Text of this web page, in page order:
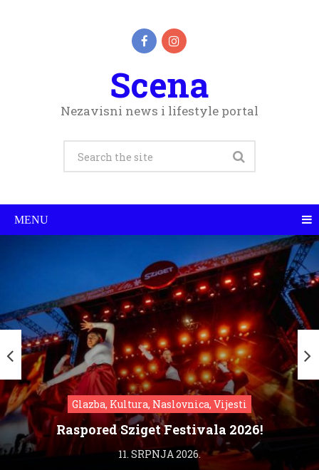
Scena
Nezavisni news i lifestyle portal
MENU
Glazba, Kultura, Naslovnica, Vijesti
Raspored Sziget Festivala 2026!
11. SRPNJA 2026.